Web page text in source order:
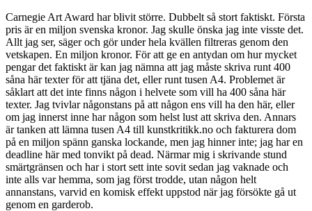
Carnegie Art Award har blivit större. Dubbelt så stort faktiskt. Första
pris är en miljon svenska kronor. Jag skulle önska jag inte visste det.
Allt jag ser, säger och gör under hela kvällen filtreras genom den
vetskapen. En miljon kronor. För att ge en antydan om hur mycket
pengar det faktiskt är kan jag nämna att jag måste skriva runt 400
såna här texter för att tjäna det, eller runt tusen A4. Problemet är
såklart att det inte finns någon i helvete som vill ha 400 såna här
texter. Jag tvivlar någonstans på att någon ens vill ha den här, eller
om jag innerst inne har någon som helst lust att skriva den. Annars
är tanken att lämna tusen A4 till kunstkritikk.no och fakturera dom
på en miljon spänn ganska lockande, men jag hinner inte; jag har en
deadline här med tonvikt på dead. Närmar mig i skrivande stund
smärtgränsen och har i stort sett inte sovit sedan jag vaknade och
inte alls var hemma, som jag först trodde, utan någon helt
annanstans, varvid en komisk effekt uppstod när jag försökte gå ut
genom en garderob.